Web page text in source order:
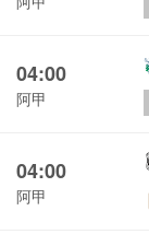
04:00
阿甲
04:00
阿甲